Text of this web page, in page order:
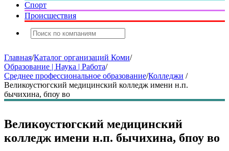
Спорт
Происшествия
Главная/Каталог организаций Коми/
Образование | Наука | Работа/
Среднее профессиональное образование/Колледжи /
Великоустюгский медицинский колледж имени н.п.
бычихина, бпоу во
Великоустюгский медицинский
колледж имени н.п. бычихина, бпоу во